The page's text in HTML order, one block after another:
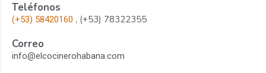
Teléfonos
(+53) 58420160 , (+53) 78322355
Correo
info@elcocinerohabana.com